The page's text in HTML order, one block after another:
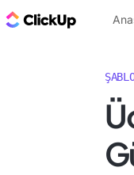
ClickUp